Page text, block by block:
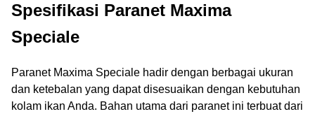
Spesifikasi Paranet Maxima
Speciale
Paranet Maxima Speciale hadir dengan berbagai ukuran
dan ketebalan yang dapat disesuaikan dengan kebutuhan
kolam ikan Anda. Bahan utama dari paranet ini terbuat dari